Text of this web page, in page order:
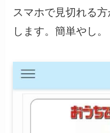
スマホで見切れる
します。簡単やし。